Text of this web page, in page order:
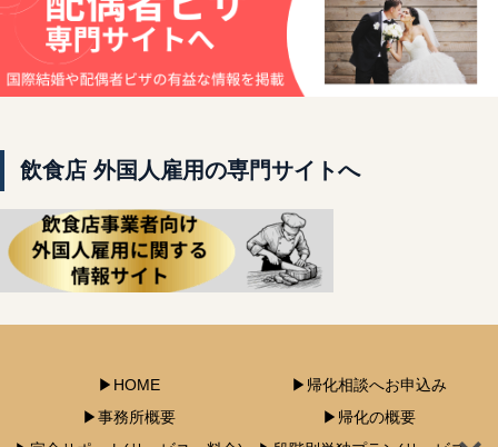
飲食店 外国人雇用の専門サイトへ
▶HOME
▶帰化相談へお申込み
▶事務所概要
▶帰化の概要